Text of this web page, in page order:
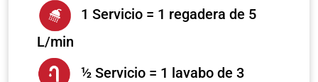
1 Servicio = 1 regadera de 5
L/min
½ Servicio = 1 lavabo de 3